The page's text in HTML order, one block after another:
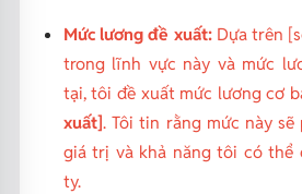
Mức lương đề xuất:Dựa trên
trong lĩnh vực này và mức
tại, tôi đề xuất mức lương cơ
xuất]. Tôi tin rằng mức này
giá trị và khả năng tôi có thể
ty.